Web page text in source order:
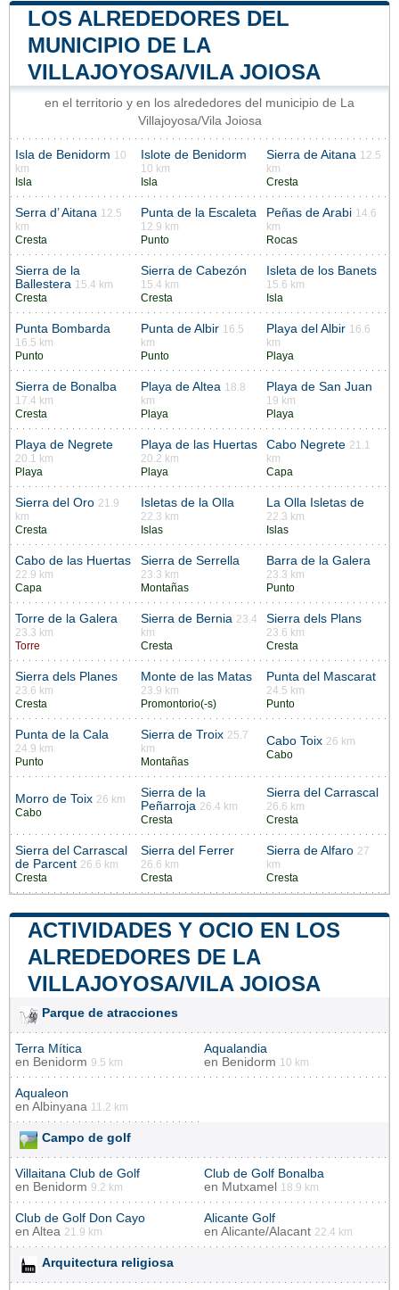
LOS ALREDEDORES DEL
MUNICIPIO DE LA
VILLAJOYOSA/VILA JOIOSA
en el territorio y en los alrededores del municipio de La
Villajoyosa/Vila Joiosa
Isla de Benidorm 10
km
Isla
Islote de Benidorm
10 km
Isla
Sierra de Aitana 12.5
km
Cresta
Serra d’ Aitana 12.5
km
Cresta
Punta de la Escaleta
12.9 km
Punto
Peñas de Arabi 14.6
km
Rocas
Sierra de la
Ballestera 15.4 km
Cresta
Sierra de Cabezón
15.4 km
Cresta
Isleta de los Banets
15.6 km
Isla
Punta Bombarda
16.5 km
Punto
Punta de Albir 16.5
km
Punto
Playa del Albir 16.6
km
Playa
Sierra de Bonalba
17.4 km
Cresta
Playa de Altea 18.8
km
Playa
Playa de San Juan
19 km
Playa
Playa de Negrete
20.1 km
Playa
Playa de las Huertas
20.2 km
Playa
Cabo Negrete 21.1
km
Capa
Sierra del Oro 21.9
km
Cresta
Isletas de la Olla
22.3 km
Islas
La Olla Isletas de
22.3 km
Islas
Cabo de las Huertas
22.9 km
Capa
Sierra de Serrella
23.3 km
Montañas
Barra de la Galera
23.3 km
Punto
Torre de la Galera
23.3 km
Torre
Sierra de Bernia 23.4
km
Cresta
Sierra dels Plans
23.6 km
Cresta
Sierra dels Planes
23.6 km
Cresta
Monte de las Matas
23.9 km
Promontorio(-s)
Punta del Mascarat
24.5 km
Punto
Punta de la Cala
24.9 km
Punto
Sierra de Troix 25.7
km
Montañas
Cabo Toix 26 km
Cabo
Morro de Toix 26 km
Cabo
Sierra de la
Peñarroja 26.4 km
Cresta
Sierra del Carrascal
26.6 km
Cresta
Sierra del Carrascal
de Parcent 26.6 km
Cresta
Sierra del Ferrer
26.6 km
Cresta
Sierra de Alfaro 27
km
Cresta
ACTIVIDADES Y OCIO EN LOS
ALREDEDORES DE LA
VILLAJOYOSA/VILA JOIOSA
Parque de atracciones
Terra Mítica
en Benidorm 9.5 km
Aqualandia
en Benidorm 10 km
Aqualeon
en Albinyana 11.2 km
Campo de golf
Villaitana Club de Golf
en Benidorm 9.2 km
Club de Golf Bonalba
en Mutxamel 18.9 km
Club de Golf Don Cayo
en Altea 21.9 km
Alicante Golf
en Alicante/Alacant 22.4 km
Arquitectura religiosa